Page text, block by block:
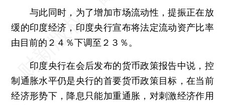
与此同时，为了增加市场流动性，提振正在放
缓的印度经济，印度央行宣布将法定流动资产比率
由目前的２４％下调至２３％。
印度央行在会后发布的货币政策报告中说，控
制通胀水平仍是央行的首要货币政策目标，在当前
经济形势下，降息只能加重通胀，对刺激经济作用